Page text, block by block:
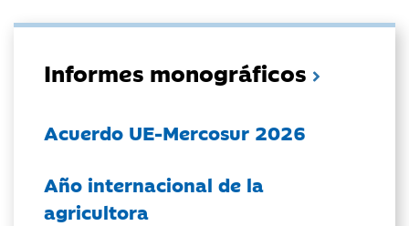
Informes monográficos
Acuerdo UE-Mercosur 2026
Año internacional de la
agricultora